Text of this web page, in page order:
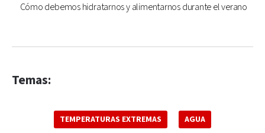
Cómo debemos hidratarnos y alimentarnos durante el verano
Temas:
TEMPERATURAS EXTREMAS AGUA